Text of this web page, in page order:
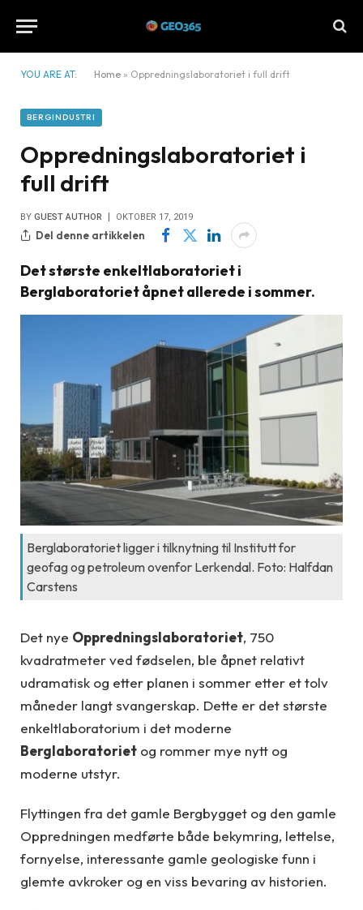
YOU ARE AT: Home » Oppredningslaboratoriet i full drift
BERGINDUSTRI
Oppredningslaboratoriet i
full drift
BY GUEST AUTHOR OKTOBER 17, 2019
Del denne artikkelen
Det største enkeltlaboratoriet i
Berglaboratoriet åpnet allerede i sommer.
Berglaboratoriet ligger i tilknytning til Institutt for
geofag og petroleum ovenfor Lerkendal. Foto: Halfdan
Carstens
Det nye Oppredningslaboratoriet, 750
kvadratmeter ved fødselen, ble åpnet relativt
udramatisk og etter planen i sommer etter et tolv
måneder langt svangerskap. Dette er det største
enkeltlaboratorium i det moderne
Berglaboratoriet og rommer mye nytt og
moderne utstyr.
Flyttingen fra det gamle Bergbygget og den gamle
Oppredningen medførte både bekymring, lettelse,
fornyelse, interessante gamle geologiske funn i
glemte avkroker og en viss bevaring av historien.